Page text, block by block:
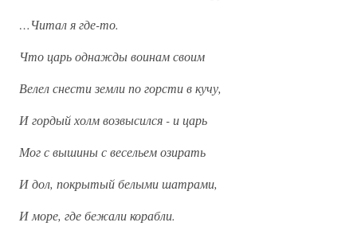
…Читал я где-то.
Что царь однажды воинам своим
Велел снести земли по горсти в кучу,
И гордый холм возвысился - и царь
Мог с вышины с весельем озирать
И дол, покрытый белыми шатрами,
И море, где бежали корабли.